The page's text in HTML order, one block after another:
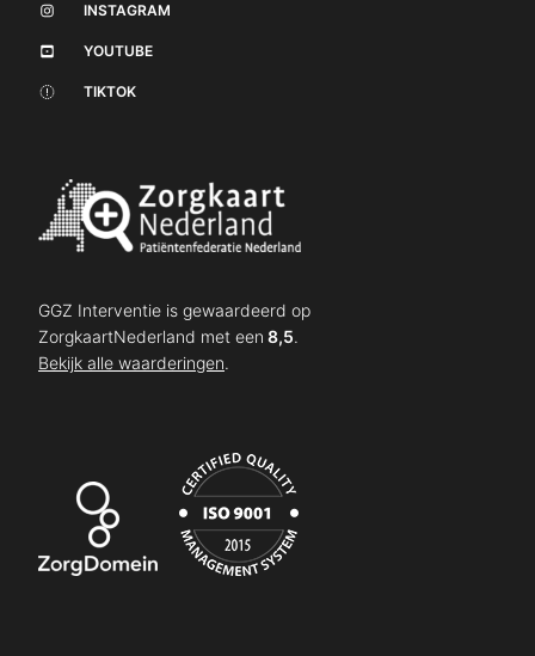
INSTAGRAM
YOUTUBE
TIKTOK
GGZ Interventie is gewaardeerd op
ZorgkaartNederland met een 8,5.
Bekijk alle waarderingen.